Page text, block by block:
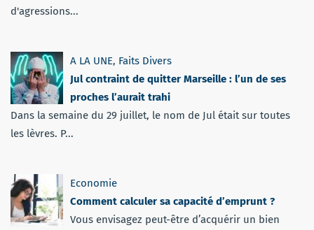
d'agressions...
A LA UNE, Faits Divers
Jul contraint de quitter Marseille : l’un de ses
proches l’aurait trahi
Dans la semaine du 29 juillet, le nom de Jul était sur toutes
les lèvres. P...
Economie
Comment calculer sa capacité d’emprunt ?
Vous envisagez peut-être d’acquérir un bien